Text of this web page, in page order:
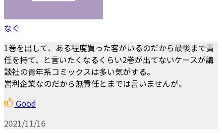
なぐ
1巻を出して、ある程度買った客がいるのだから最後まで責
任を持て、と言いたくなるくらい2巻が出てないケースが講
談社の青年系コミックスは多い気がする。
営利企業なのだから無責任とまでは言いませんが。
Good
2021/11/16